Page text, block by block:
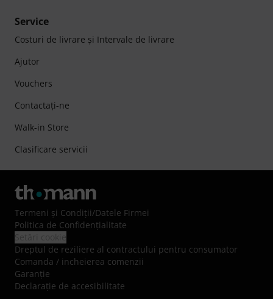
Service
Costuri de livrare şi Intervale de livrare
Ajutor
Vouchers
Contactaţi-ne
Walk-in Store
Clasificare servicii
Termeni şi Condiţii/Datele Firmei
Politica de Confidenţialitate
Dreptul de reziliere al contractului pentru consumator
Comanda / incheierea comenzii
Garanție
Declarație de accesibilitate